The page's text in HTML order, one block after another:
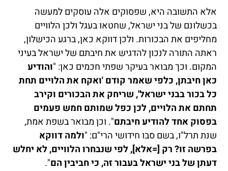
אלא התשובה היא, שפסוקים אלה עוסקים למעשה
בכשלונם של בני ישראל, שחטאו בעגל ולכן הלוויים
מחליפים את הבכורות. ולכן דווקא כאן, ברגע הכישלון,
ראתה התורה לנכון להדגיש את חיבתם של ישראל בעיני
המקום. וכך מבואר בעיקר שפתי חכמים כאן: "והודיע
כאן חיבתן, כלפי שאמר קודם 'ואקח את הלויים תחת
כל בכור בבני ישראל', שריחק את הבכורים וקירב
תחתם את הלויים, לכן כפל שמותם חמש פעמים
בפסוק אחד להודיע חיבתם". וכן מבואר בשפת אמת,
שנת תרל"ו, בשם סבו חידושי הרי"ם: "ולמה דווקא
בפרשה זו? רק [=אלא], לפי שנבחרו הלוויים, לא יחלש
דעתן של בני ישראל בעבור זה, כי חביבין הם".